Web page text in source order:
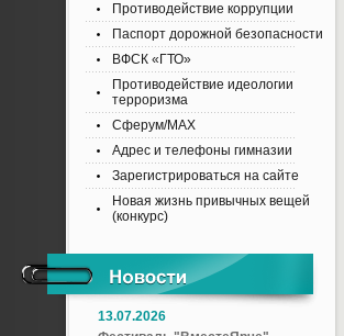
Противодействие коррупции
Паспорт дорожной безопасности
ВФСК «ГТО»
Противодействие идеологии
терроризма
Сферум/MAX
Адрес и телефоны гимназии
Зарегистрироваться на сайте
Новая жизнь привычных вещей
(конкурс)
13.07.2026